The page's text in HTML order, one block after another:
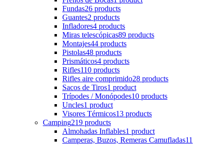
Fundas26 products
Guantes2 products
Infladores4 products
Miras telescópicas89 products
Montajes44 products
Pistolas48 products
Prismáticos4 products
Rifles110 products
Rifles aire comprimido28 products
Sacos de Tiros1 product
Trípodes / Monópodes10 products
Uncles1 product
Visores Térmicos13 products
Camping219 products
Almohadas Inflables1 product
Camperas, Buzos, Remeras Camufladas11